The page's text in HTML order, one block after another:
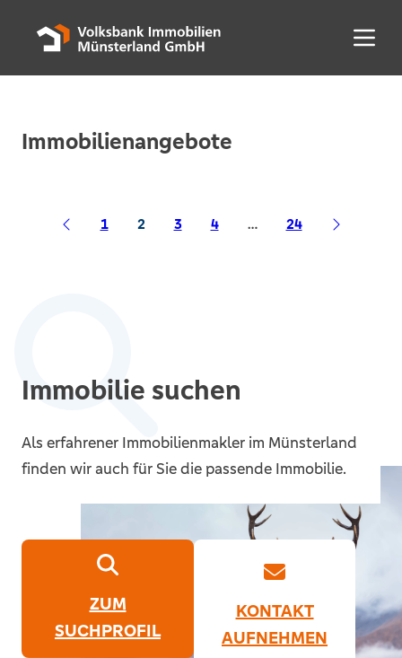
Menü
Immobilienangebote
1 2 3 4 … 24
Immobilie suchen
Als erfahrener Immobilienmakler im Münsterland
finden wir auch für Sie die passende Immobilie.
ZUM
SUCHPROFIL
KONTAKT
AUFNEHMEN